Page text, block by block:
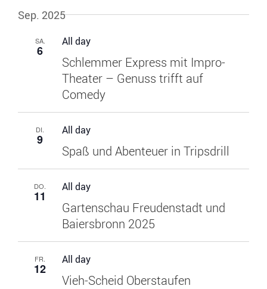
Sep. 2025
SA.
6
All day
Schlemmer Express mit Impro-
Theater – Genuss trifft auf
Comedy
DI.
9
All day
Spaß und Abenteuer in Tripsdrill
DO.
11
All day
Gartenschau Freudenstadt und
Baiersbronn 2025
FR.
12
All day
Vieh-Scheid Oberstaufen